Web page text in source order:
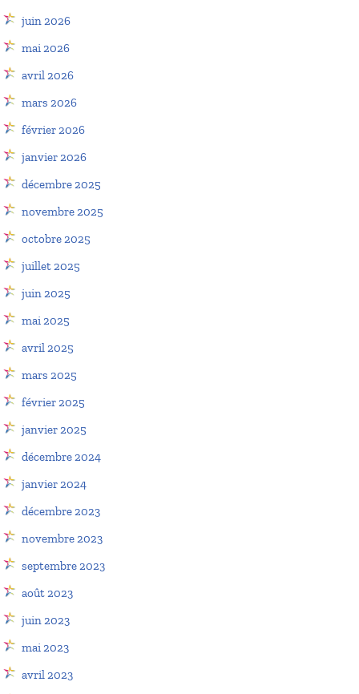
juin 2026
mai 2026
avril 2026
mars 2026
février 2026
janvier 2026
décembre 2025
novembre 2025
octobre 2025
juillet 2025
juin 2025
mai 2025
avril 2025
mars 2025
février 2025
janvier 2025
décembre 2024
janvier 2024
décembre 2023
novembre 2023
septembre 2023
août 2023
juin 2023
mai 2023
avril 2023